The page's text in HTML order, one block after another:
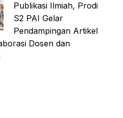
Publikasi Ilmiah, Prodi
S2 PAI Gelar
Pendampingan Artikel
Dosen dan